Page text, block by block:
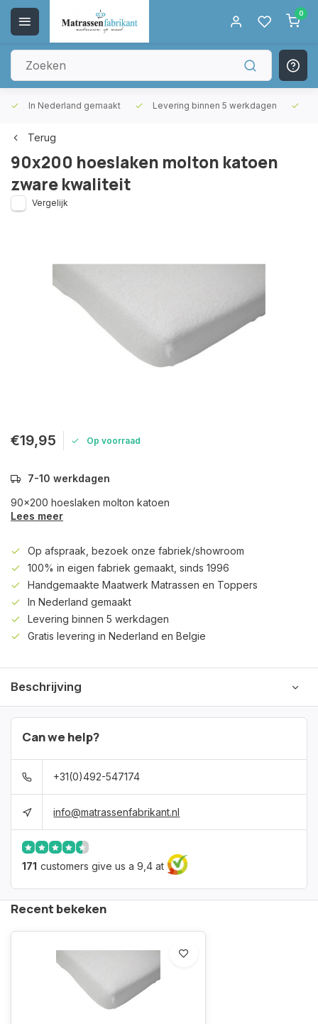
0
In Nederland gemaakt Levering binnen 5 werkdagen
Terug
90x200 hoeslaken molton katoen
zware kwaliteit
Vergelijk
€19,95 Op voorraad
7-10 werkdagen
90x200 hoeslaken molton katoen
Lees meer
Op afspraak, bezoek onze fabriek/showroom
100% in eigen fabriek gemaakt, sinds 1996
Handgemaakte Maatwerk Matrassen en Toppers
In Nederland gemaakt
Levering binnen 5 werkdagen
Gratis levering in Nederland en Belgie
Beschrijving
Can we help?
+31(0)492-547174
info@matrassenfabrikant.nl
171 customers give us a 9,4 at
Recent bekeken